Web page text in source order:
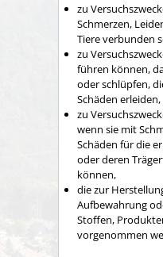
zu
Schmerzen,
Tiere verbunden
zu
führen können,
oder schlüpfen,
Schäden erleiden,
zu
wenn sie mit
Schäden für die
oder deren
können,
die zur
Aufbewahrung
Stoffen,
vorgenommen